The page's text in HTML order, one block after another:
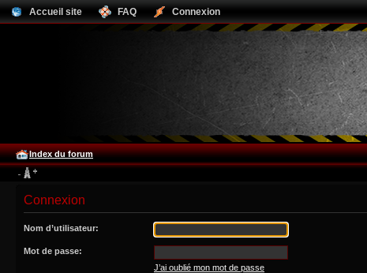
Accueil site FAQ Connexion
Index du forum
Connexion
Nom d’utilisateur:
Mot de passe:
J’ai oublié mon mot de passe